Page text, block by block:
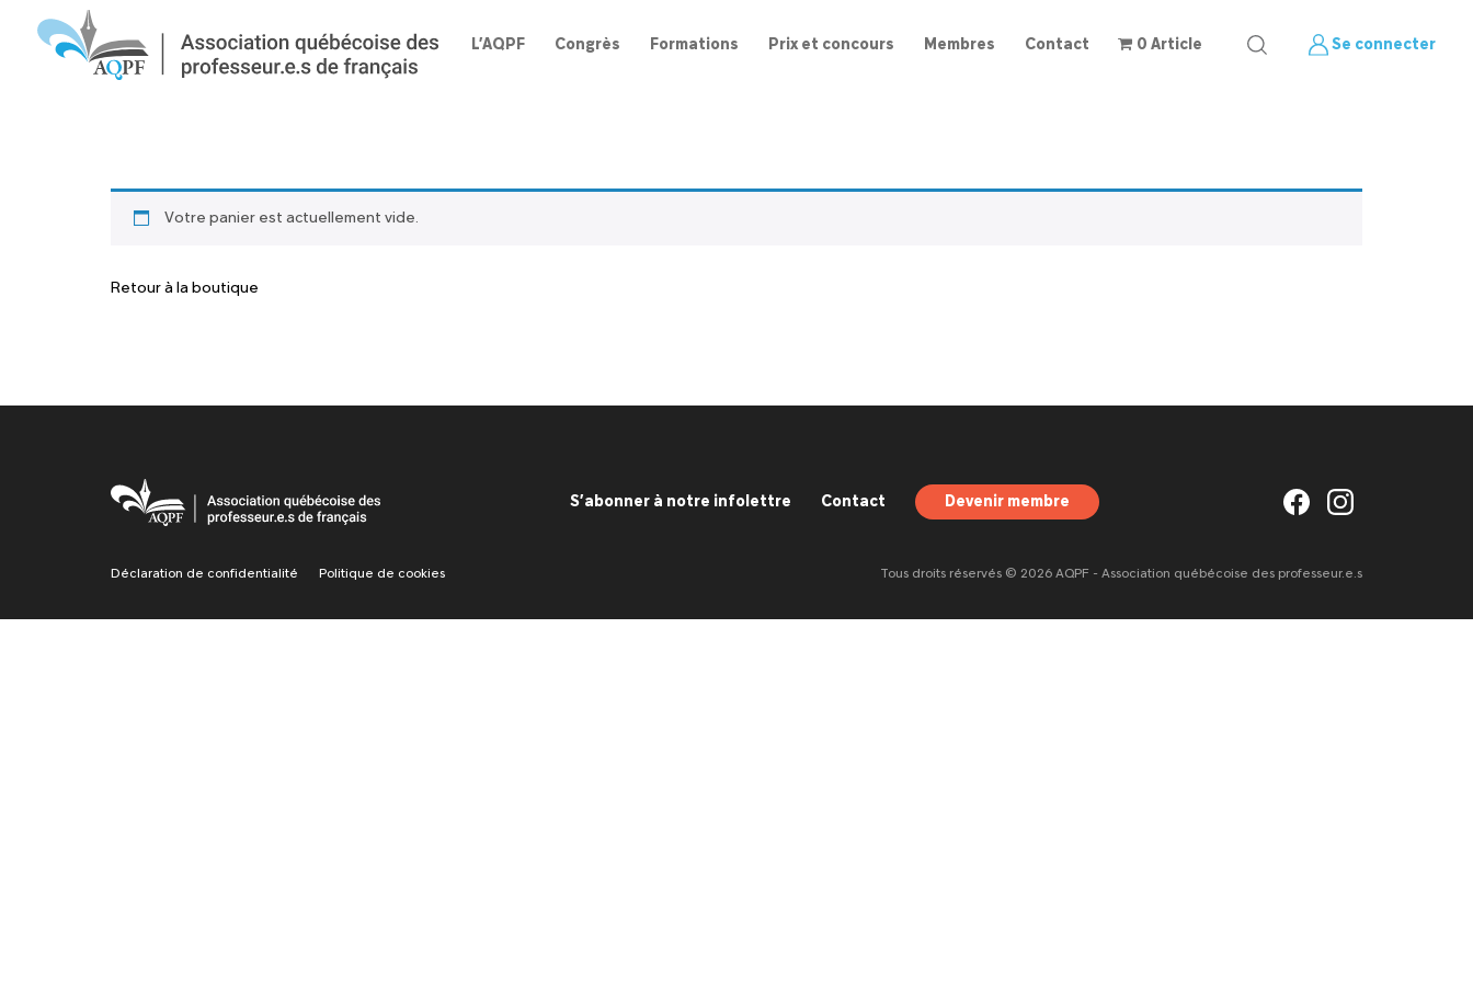
L’AQPF Congrès Formations Prix et concours Membres Contact 0 Article Se connecter
Votre panier est actuellement vide.
Retour à la boutique
S’abonner à notre infolettre Contact Devenir membre
Déclaration de confidentialité Politique de cookies Tous droits réservés © 2026 AQPF - Association québécoise des professeur.e.s